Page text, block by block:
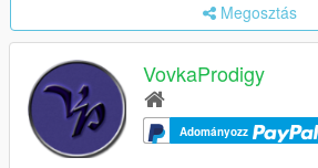
Megosztás
VovkaProdigy
Adományozz